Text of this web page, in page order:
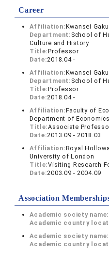
Career
Affiliation:Kwansei
Department: School of
Culture and History
Title:Professor
Date:2018.04 -
Affiliation:Kwansei
Department: School of
Title:Professor
Date:2018.04 -
Affiliation:Faculty of
Department of
Title:Associate
Date:2013.09 - 2018.03
Affiliation:Royal
University of London
Title:Visiting Research
Date:2003.09 - 2004.09
Association
Academic society name:
Academic country
Academic society name:
Academic country